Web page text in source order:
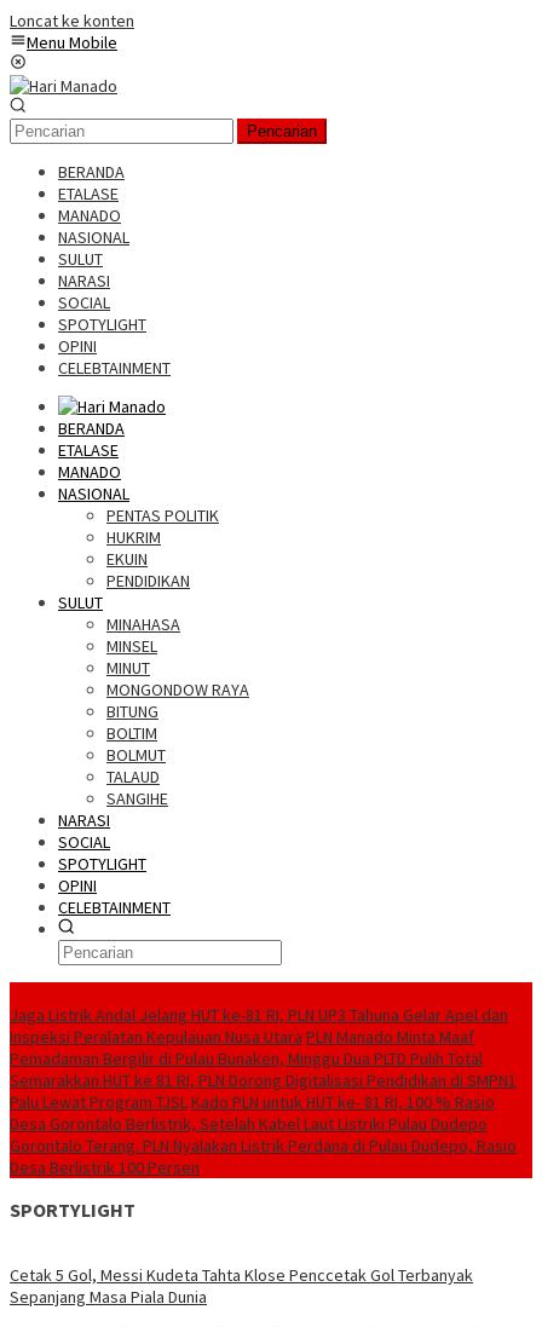
Loncat ke konten
Menu Mobile
Pencarian
BERANDA
ETALASE
MANADO
NASIONAL
SULUT
NARASI
SOCIAL
SPOTYLIGHT
OPINI
CELEBTAINMENT
BERANDA
ETALASE
MANADO
NASIONAL
PENTAS POLITIK
HUKRIM
EKUIN
PENDIDIKAN
SULUT
MINAHASA
MINSEL
MINUT
MONGONDOW RAYA
BITUNG
BOLTIM
BOLMUT
TALAUD
SANGIHE
NARASI
SOCIAL
SPOTYLIGHT
OPINI
CELEBTAINMENT
Jaga Listrik Andal Jelang HUT ke-81 RI, PLN UP3 Tahuna Gelar Apel dan
Inspeksi Peralatan Kepulauan Nusa Utara PLN Manado Minta Maaf
Pemadaman Bergilir di Pulau Bunaken, Minggu Dua PLTD Pulih Total
Semarakkan HUT ke 81 RI, PLN Dorong Digitalisasi Pendidikan di SMPN1
Palu Lewat Program TJSLKado PLN untuk HUT ke- 81 RI, 100 % Rasio
Desa Gorontalo Berlistrik, Setelah Kabel Laut Listriki Pulau Dudepo
Gorontalo Terang. PLN Nyalakan Listrik Perdana di Pulau Dudepo, Rasio
Desa Berlistrik 100 Persen
SPORTYLIGHT
Cetak 5 Gol, Messi Kudeta Tahta Klose Penccetak Gol Terbanyak
Sepanjang Masa Piala Dunia